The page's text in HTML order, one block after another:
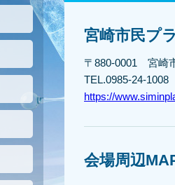
宮崎市民プ
〒880-0001 宮崎
TEL.0985-24-1008
https://
会場周辺